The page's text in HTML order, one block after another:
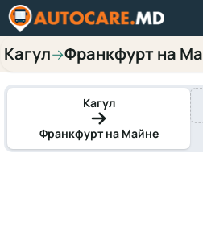
Кагул→Франкфурт на
Кагул
Франкфурт на Майне